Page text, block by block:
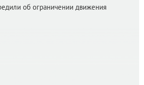
об ограничении движения